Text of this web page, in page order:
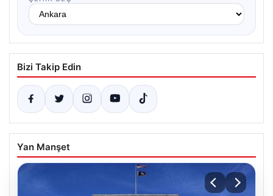
Bizi Takip Edin
Yan Manşet